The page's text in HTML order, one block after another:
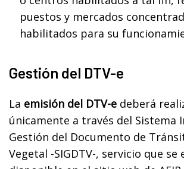
puestos y mercados
habilitados para su
Gestión del DTV-e
La emisión del DTV-e deberá
únicamente a través del Sistema
Gestión del Documento de
Vegetal -SIGDTV-, servicio que se